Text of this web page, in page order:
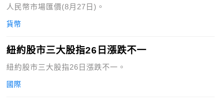
人民幣市場匯價(8月27日)。
貨幣
紐約股市三大股指26日漲跌不一
紐約股市三大股指26日漲跌不一。
國際